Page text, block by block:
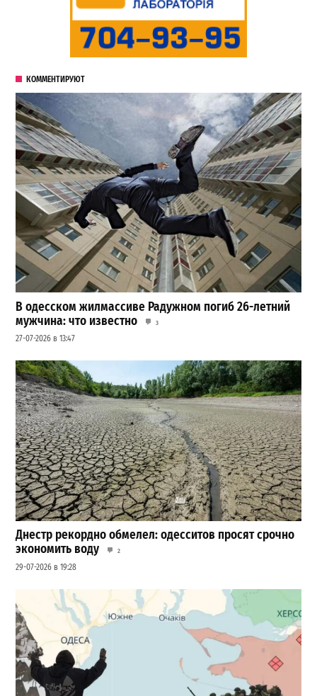
КОММЕНТИРУЮТ
В одесском жилмассиве Радужном погиб 26-летний
мужчина: что известно
3
27-07-2026 в 13:47
Днестр рекордно обмелел: одесситов просят срочно
экономить воду
2
29-07-2026 в 19:28